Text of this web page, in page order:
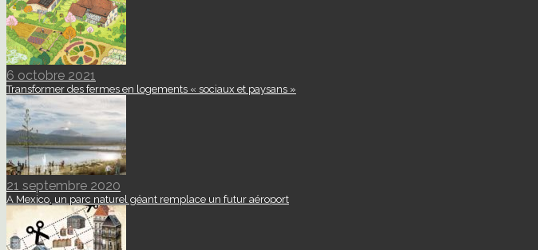
6 octobre 2021
Transformer des fermes en logements « sociaux et paysans »
21 septembre 2020
A Mexico, un parc naturel géant remplace un futur aéroport